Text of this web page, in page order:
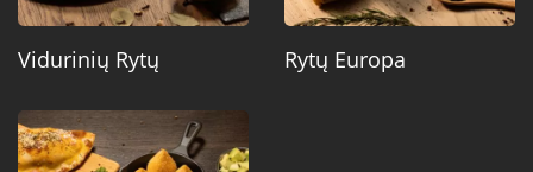
Vidurinių Rytų Rytų Europa